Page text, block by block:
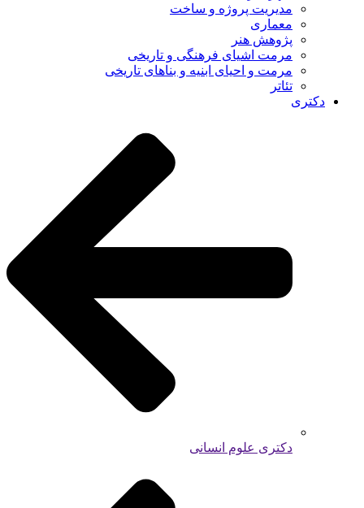
مدیریت پروژه و ساخت
معماری
پژوهش هنر
مرمت اشیای فرهنگی و تاریخی
مرمت و احیای ابنیه و بناهای تاریخی
تئاتر
دکتری
دکتری علوم انسانی